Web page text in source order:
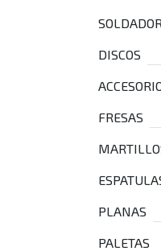
DISCOS
FRESAS
PLANAS
PALETAS